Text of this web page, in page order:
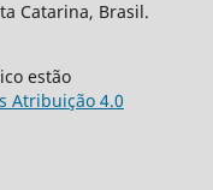
Catarina, Brasil.
estão
Atribuição 4.0